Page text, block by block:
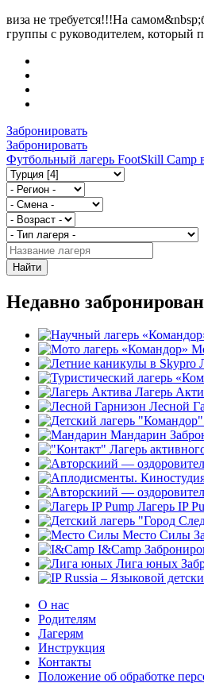
виза не требуется!!!На
группы с руководителем, который
Забронировать
Забронировать
Футбольный лагерь FootSkill Camp
Найти
Недавно
Лагерь
Лесной
Мандарин
Лагерь IP
Место Силы
I&Camp
Лига юных
О нас
Родителям
Лагерям
Инструкция
Контакты
Положение об обработке